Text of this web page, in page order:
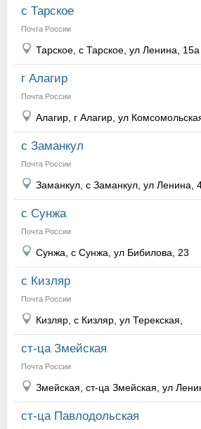
с Тарское
Почта России
Тарское, с Тарское, ул Ленина, 15а
г Алагир
Почта России
Алагир, г Алагир, ул
с Заманкул
Почта России
Заманкул, с Заманкул, ул Ленина,
с Сунжа
Почта России
Сунжа, с Сунжа, ул Бибилова, 23
с Кизляр
Почта России
Кизляр, с Кизляр, ул Терекская,
ст-ца Змейская
Почта России
Змейская, ст-ца Змейская, ул
ст-ца Павлодольская